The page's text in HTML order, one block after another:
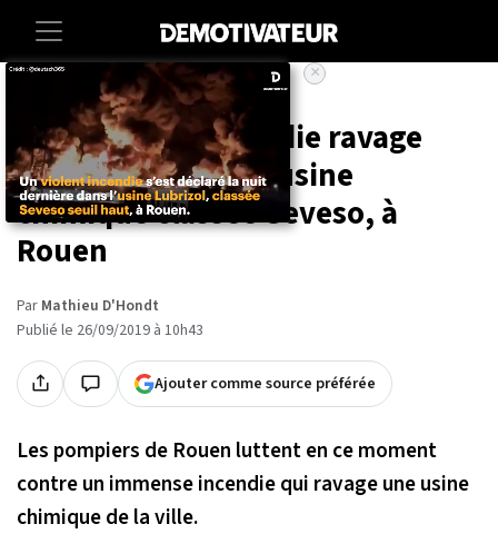
Societe Environnement
Un immense incendie ravage
actuellement une usine
chimique classée Seveso, à
Rouen
Par Mathieu D'Hondt
Publié le 26/09/2019 à 10h43
Ajouter comme source préférée
×
Les pompiers de Rouen luttent en ce moment
contre un immense incendie qui ravage une usine
chimique de la ville.